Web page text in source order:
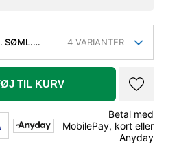
SØML.
4 VARIANTER
TIL KURV
Betal med
MobilePay, kort eller
Anyday